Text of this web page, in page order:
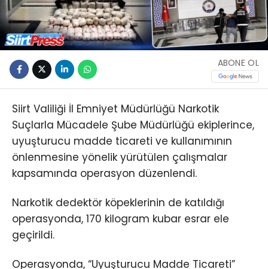
ABONE OL
Siirt Valiliği İl Emniyet Müdürlüğü Narkotik
Suçlarla Mücadele Şube Müdürlüğü ekiplerince,
uyuşturucu madde ticareti ve kullanımının
önlenmesine yönelik yürütülen çalışmalar
kapsamında operasyon düzenlendi.
Narkotik dedektör köpeklerinin de katıldığı
operasyonda, 170 kilogram kubar esrar ele
geçirildi.
Operasyonda, “Uyuşturucu Madde Ticareti”